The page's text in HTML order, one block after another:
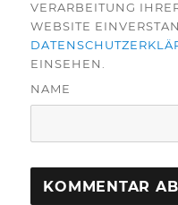
VERARBEITUNG
WEBSITE
EINSEHEN.
NAME